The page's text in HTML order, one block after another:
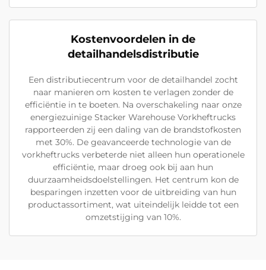
Kostenvoordelen in de
detailhandelsdistributie
Een distributiecentrum voor de detailhandel zocht
naar manieren om kosten te verlagen zonder de
efficiëntie in te boeten. Na overschakeling naar onze
energiezuinige Stacker Warehouse Vorkheftrucks
rapporteerden zij een daling van de brandstofkosten
met 30%. De geavanceerde technologie van de
vorkheftrucks verbeterde niet alleen hun operationele
efficiëntie, maar droeg ook bij aan hun
duurzaamheidsdoelstellingen. Het centrum kon de
besparingen inzetten voor de uitbreiding van hun
productassortiment, wat uiteindelijk leidde tot een
omzetstijging van 10%.